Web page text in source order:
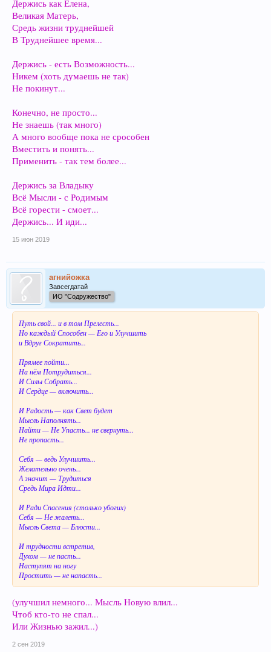
Держись как Елена,
Великая Матерь,
Средь жизни труднейшей
В Труднейшее время...
Держись - есть Возможность...
Никем (хоть думаешь не так)
Не покинут...
Конечно, не просто...
Не знаешь (так много)
А много вообще пока не срособен
Вместить и понять...
Применить - так тем более...
Держись за Владыку
Всё Мысли - с Родимым
Всё горести - смоет...
Держись... И иди...
15 июн 2019
агнийожка
Завсегдатай
ИО "Содружество"
Путь свой... и в том Прелесть...
Но каждый Способен — Его и Улучшить
и Вдруг Сократить...
Прямее пойти...
На нём Потрудиться...
И Силы Собрать...
И Сердце — включить...
И Радость — как Свет будет
Мысль Наполнять...
Найти — Не Упасть... не свернуть...
Не пропасть...
Себя — ведь Улучшить...
Желательно очень...
А значит — Трудиться
Средь Мира Идти...
И Ради Спасения (столько убогих)
Себя — Не жалеть...
Мысль Света — Блюсти...
И трудности встретив,
Духом — не пасть...
Наступят на ногу
Простить — не напасть...
(улучшил немного... Мысль Новую влил...
Чтоб кто-то не спал...
Или Жизнью зажил...)
2 сен 2019